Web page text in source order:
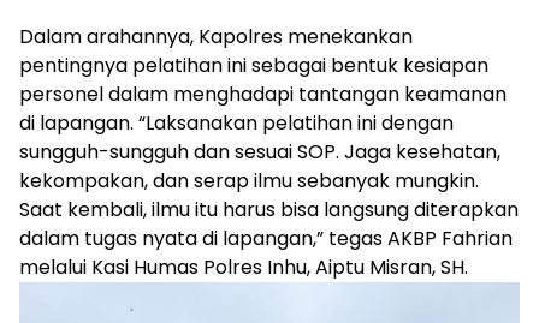
Dalam arahannya, Kapolres menekankan
pentingnya pelatihan ini sebagai bentuk kesiapan
personel dalam menghadapi tantangan keamanan
di lapangan. “Laksanakan pelatihan ini dengan
sungguh-sungguh dan sesuai SOP. Jaga kesehatan,
kekompakan, dan serap ilmu sebanyak mungkin.
Saat kembali, ilmu itu harus bisa langsung diterapkan
dalam tugas nyata di lapangan,” tegas AKBP Fahrian
melalui Kasi Humas Polres Inhu, Aiptu Misran, SH.